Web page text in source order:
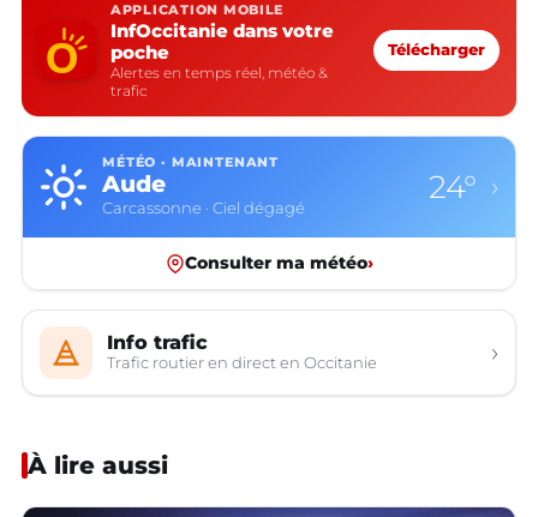
APPLICATION MOBILE
InfOccitanie dans votre
poche
Alertes en temps réel, météo &
trafic
Télécharger
MÉTÉO · MAINTENANT
Aude
Carcassonne · Ciel dégagé
24° ›
Consulter ma météo›
Info trafic
Trafic routier en direct en Occitanie ›
À lire aussi